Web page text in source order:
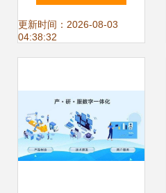
质量发展
更新时间：2026-08-03
04:38:32